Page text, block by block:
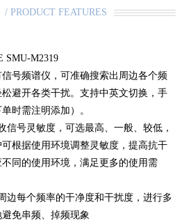
/ PRODUCT FEATURES
SMU-M2319
号频谱仪，可准确搜索出周边各个频
避开各类干扰。支持中英文切换，手
时需注明添加）。
信号灵敏度，可选最高、一般、较低，
根据使用环境调整灵敏度，提高抗干
同的使用环境，满足更多的使用需
边每个频率的干净度和干扰度，进行多
免串频、掉频现象